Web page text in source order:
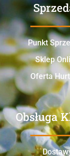
Punkt
Sklep
Oferta
Obsługa